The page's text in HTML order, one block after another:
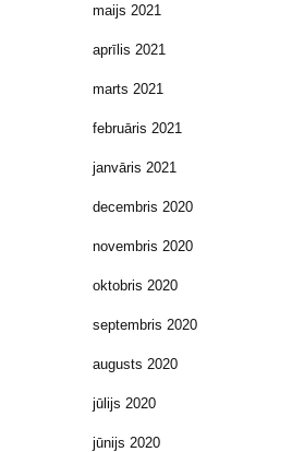
maijs 2021
aprīlis 2021
marts 2021
februāris 2021
janvāris 2021
decembris 2020
novembris 2020
oktobris 2020
septembris 2020
augusts 2020
jūlijs 2020
jūnijs 2020